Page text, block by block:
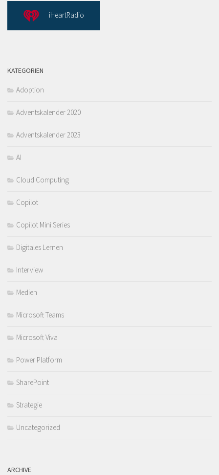
iHeartRadio
KATEGORIEN
Adoption
Adventskalender 2020
Adventskalender 2023
AI
Cloud Computing
Copilot
Copilot Mini Series
Digitales Lernen
Interview
Medien
Microsoft Teams
Microsoft Viva
Power Platform
SharePoint
Strategie
Uncategorized
ARCHIVE